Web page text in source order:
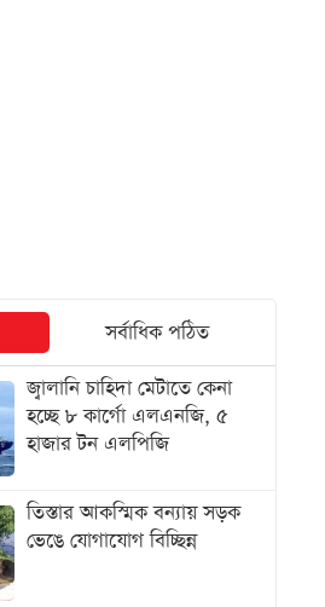
সর্বাধিক পঠিত
জ্বালানি চাহিদা মেটাতে কেনা
হচ্ছে ৮ কার্গো এলএনজি, ৫
হাজার টন এলপিজি
তিস্তার আকস্মিক বন্যায় সড়ক
ভেঙে যোগাযোগ বিচ্ছিন্ন